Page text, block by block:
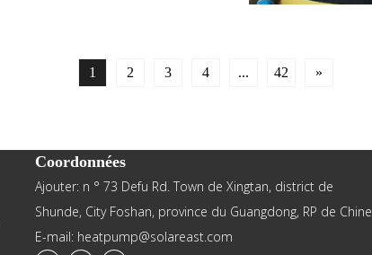
1 2 3 4 ... 42 »
Coordonnées
Ajouter: n ° 73 Defu Rd. Town de Xingtan, district de
Shunde, City Foshan, province du Guangdong, RP de Chine
E-mail: heatpump@solareast.com